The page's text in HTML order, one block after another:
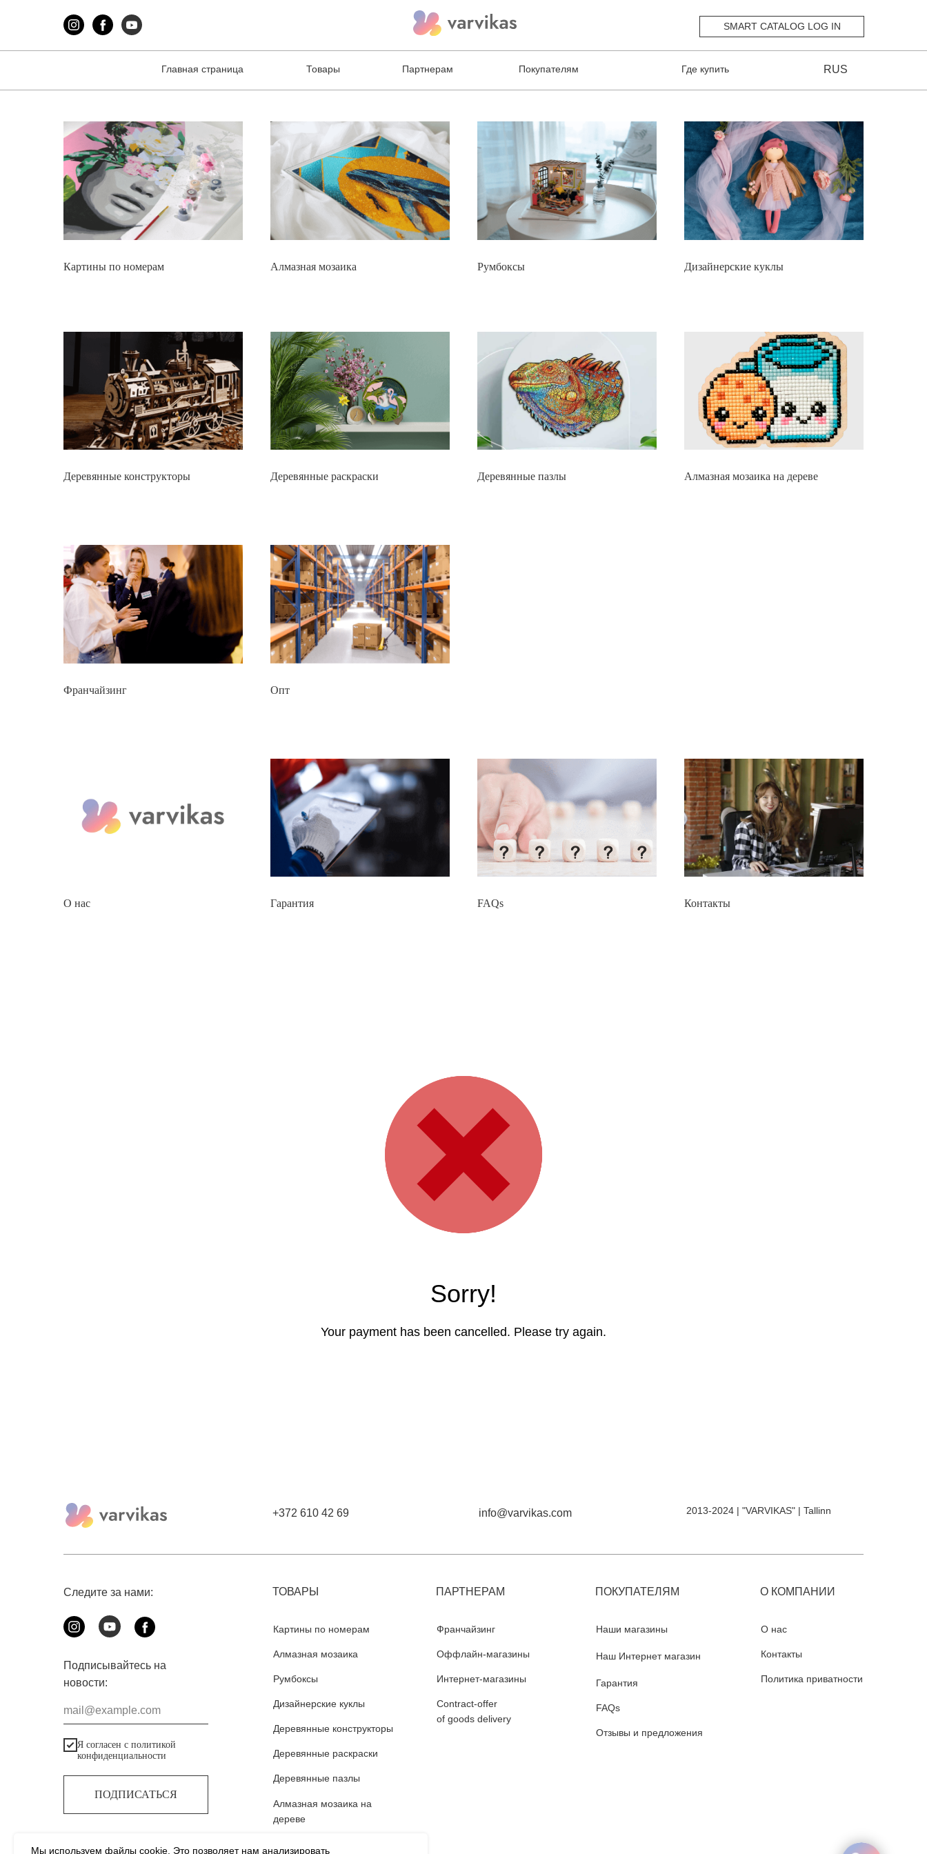
SMART CATALOG LOG IN
Главная страница Товары RUS
Партнерам Покупателям Где купить
Картины по номерам Алмазная мозаика Румбоксы Дизайнерские куклы
Деревянные конструкторы Деревянные раскраски Деревянные пазлы Алмазная мозаика на дереве
Франчайзинг Опт
О нас Гарантия FAQs Контакты
Sorry!
Your payment has been cancelled. Please try again.
2013-2024 | "VARVIKAS" | Tallinn
info@varvikas.com
Contract-offer
of goods delivery
Интернет-магазины
Оффлайн-магазины
Франчайзинг
ПАРТНЕРАМ ПОКУПАТЕЛЯМ
Деревянные конструкторы
Дизайнерские куклы
Румбоксы
Деревянные раскраски
Алмазная мозаика
Картины по номерам
ТОВАРЫ
Контакты
Политика приватности
О нас
О КОМПАНИИ
Следите за нами:
Подписывайтесь на
новости:
mail@example.com
Я согласен с политикой
конфиденциальности
ПОДПИСАТЬСЯ
Деревянные пазлы
Алмазная мозаика на
дереве
Наши магазины
Отзывы и предложения
+372 610 42 69
FAQs
Гарантия
Наш Интернет магазин
Мы используем файлы cookie. Это позволяет нам анализировать